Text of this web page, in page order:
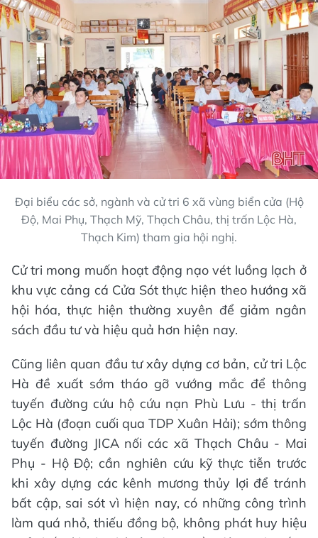
Đại biểu các sở, ngành và cử tri 6 xã vùng biển cửa (Hộ
Độ, Mai Phụ, Thạch Mỹ, Thạch Châu, thị trấn Lộc Hà,
Thạch Kim) tham gia hội nghị.
Cử tri mong muốn hoạt động nạo vét luồng lạch ở
khu vực cảng cá Cửa Sót thực hiện theo hướng xã
hội hóa, thực hiện thường xuyên để giảm ngân
sách đầu tư và hiệu quả hơn hiện nay.
Cũng liên quan đầu tư xây dựng cơ bản, cử tri Lộc
Hà đề xuất sớm tháo gỡ vướng mắc để thông
tuyến đường cứu hộ cứu nạn Phù Lưu - thị trấn
Lộc Hà (đoạn cuối qua TDP Xuân Hải); sớm thông
tuyến đường JICA nối các xã Thạch Châu - Mai
Phụ - Hộ Độ; cần nghiên cứu kỹ thực tiễn trước
khi xây dựng các kênh mương thủy lợi để tránh
bất cập, sai sót vì hiện nay, có những công trình
làm quá nhỏ, thiếu đồng bộ, không phát huy hiệu